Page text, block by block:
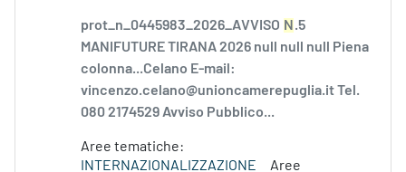
prot_n_0445983_2026_AVVISO N .5
MANIFUTURE TIRANA 2026 null null null Piena
colonna...Celano E-mail:
vincenzo.celano@unioncamerepuglia.it Tel.
080 2174529 Avviso Pubblico...
Aree tematiche:
INTERNAZIONALIZZAZIONE
Aree